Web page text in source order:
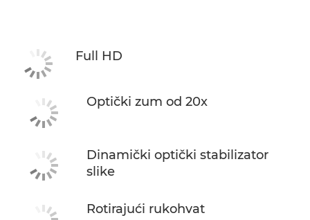
Full HD
Optički zum od 20x
Dinamički optički stabilizator
slike
Rotirajući rukohvat